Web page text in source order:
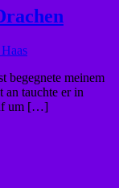
begegnete meinem
an tauchte er in
um […]